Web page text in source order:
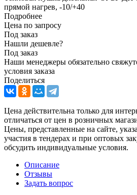
прямой нагрев, -10/+40
Подробнее
Цена по запросу
Под заказ
Нашли дешевле?
Под заказ
Наши менеджеры обязательно
условия заказа
Поделиться
Цена действительна только для
отличаться от цен в розничных
Цены, представленные на сайте,
участия в тендерах и при оптовых
обсудить индивидуальные условия.
Описание
Отзывы
Задать вопрос